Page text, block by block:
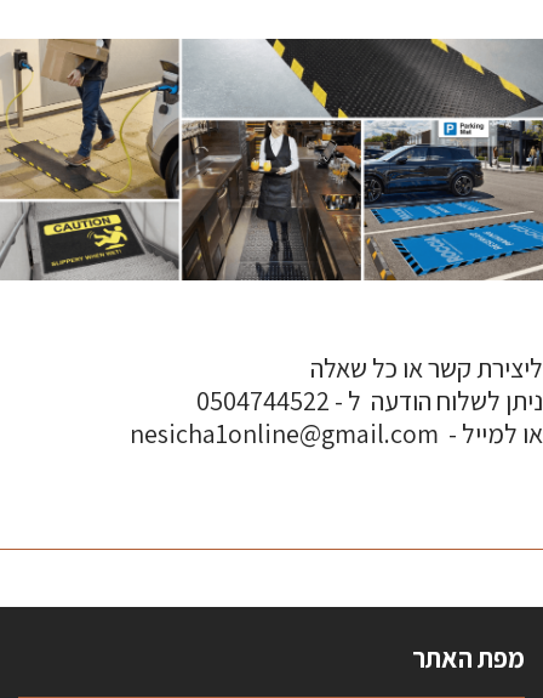
ליצירת קשר או כל שאלה
ניתן לשלוח הודעה ל - 0504744522
או למייל - nesicha1online@gmail.com
מפת האתר